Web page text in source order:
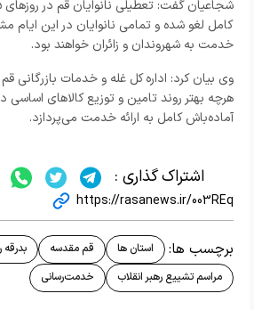
کامل لغو شده و تمامی نانوایان در این ایام
خدمت به شهروندان و زائران خواهند بود.
وی بیان کرد: اداره کل غله و خدمات بازرگانی
هرچه بهتر روند تامین و توزیع کالاهای اساسی
آماده‌باش کامل به ارائه خدمت می‌پردازد.
اشتراک گذاری :
https://rasanews.ir/003REq
برچسب ها: استان ها قم مقدسه
مراسم تشییع رهبر انقلاب
خدمت‌رسانی